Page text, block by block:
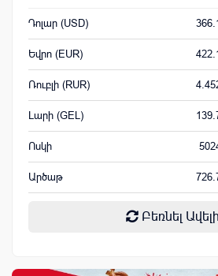
Դոլար (USD)
Եվրո (EUR)
Ռուբլի (RUR)
Լարի (GEL)
Ոսկի
Արծաթ
Բեռնել